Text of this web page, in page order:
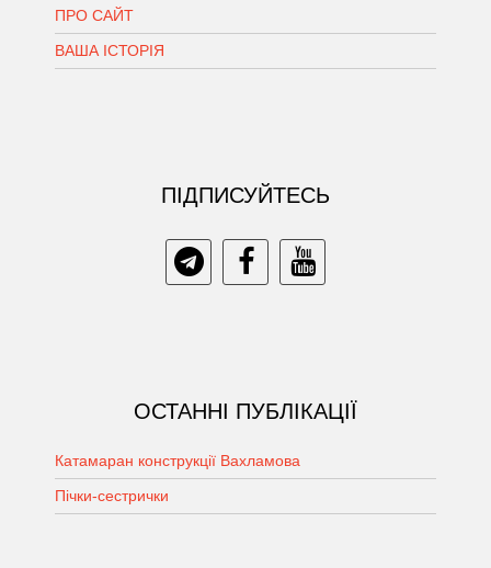
ПРО САЙТ
ВАША ІСТОРІЯ
ПIДПИСУЙТЕСЬ
ОСТАННІ ПУБЛІКАЦІЇ
Катамаран конструкції Вахламова
Пічки-сестрички